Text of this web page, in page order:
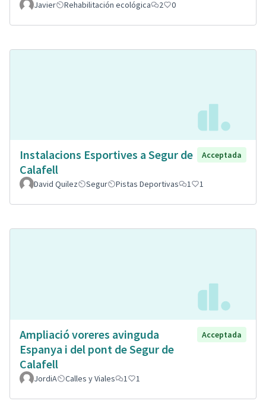
Javier Rehabilitación ecológica 2 0
Instalacions Esportives a Segur de
Calafell
Acceptada
David Quilez Segur Pistas Deportivas 1 1
Ampliació voreres avinguda
Espanya i del pont de Segur de
Calafell
Acceptada
JordiA Calles y Viales 1 1